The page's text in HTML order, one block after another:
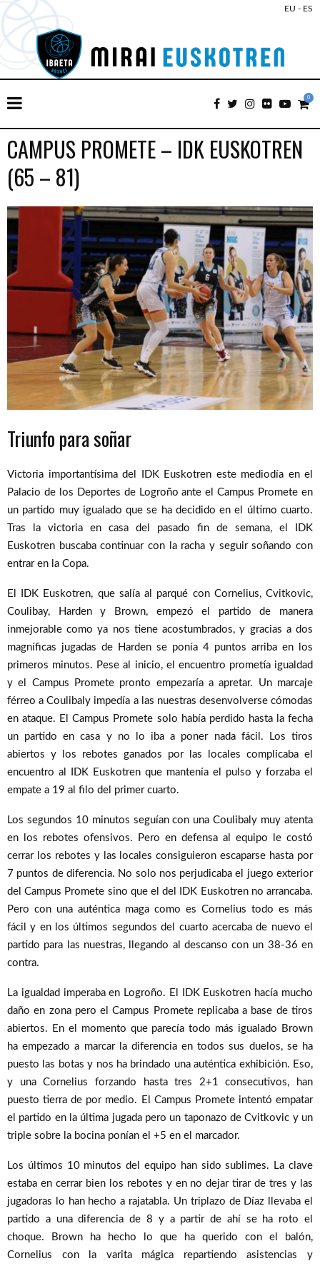
EU - ES
0
CAMPUS PROMETE – IDK EUSKOTREN
(65 – 81)
Triunfo para soñar
Victoria importantísima del IDK Euskotren este mediodía en el
Palacio de los Deportes de Logroño ante el Campus Promete en
un partido muy igualado que se ha decidido en el último cuarto.
Tras la victoria en casa del pasado fin de semana, el IDK
Euskotren buscaba continuar con la racha y seguir soñando con
entrar en la Copa.
El IDK Euskotren, que salía al parqué con Cornelius, Cvitkovic,
Coulibay, Harden y Brown, empezó el partido de manera
inmejorable como ya nos tiene acostumbrados, y gracias a dos
magníficas jugadas de Harden se ponía 4 puntos arriba en los
primeros minutos. Pese al inicio, el encuentro prometía igualdad
y el Campus Promete pronto empezaría a apretar. Un marcaje
férreo a Coulibaly impedía a las nuestras desenvolverse cómodas
en ataque. El Campus Promete solo había perdido hasta la fecha
un partido en casa y no lo iba a poner nada fácil. Los tiros
abiertos y los rebotes ganados por las locales complicaba el
encuentro al IDK Euskotren que mantenía el pulso y forzaba el
empate a 19 al filo del primer cuarto.
Los segundos 10 minutos seguían con una Coulibaly muy atenta
en los rebotes ofensivos. Pero en defensa al equipo le costó
cerrar los rebotes y las locales consiguieron escaparse hasta por
7 puntos de diferencia. No solo nos perjudicaba el juego exterior
del Campus Promete sino que el del IDK Euskotren no arrancaba.
Pero con una auténtica maga como es Cornelius todo es más
fácil y en los últimos segundos del cuarto acercaba de nuevo el
partido para las nuestras, llegando al descanso con un 38-36 en
contra.
La igualdad imperaba en Logroño. El IDK Euskotren hacía mucho
daño en zona pero el Campus Promete replicaba a base de tiros
abiertos. En el momento que parecía todo más igualado Brown
ha empezado a marcar la diferencia en todos sus duelos, se ha
puesto las botas y nos ha brindado una auténtica exhibición. Eso,
y una Cornelius forzando hasta tres 2+1 consecutivos, han
puesto tierra de por medio. El Campus Promete intentó empatar
el partido en la última jugada pero un taponazo de Cvitkovic y un
triple sobre la bocina ponían el +5 en el marcador.
Los últimos 10 minutos del equipo han sido sublimes. La clave
estaba en cerrar bien los rebotes y en no dejar tirar de tres y las
jugadoras lo han hecho a rajatabla. Un triplazo de Díaz llevaba el
partido a una diferencia de 8 y a partir de ahí se ha roto el
choque. Brown ha hecho lo que ha querido con el balón,
Cornelius con la varita mágica repartiendo asistencias y